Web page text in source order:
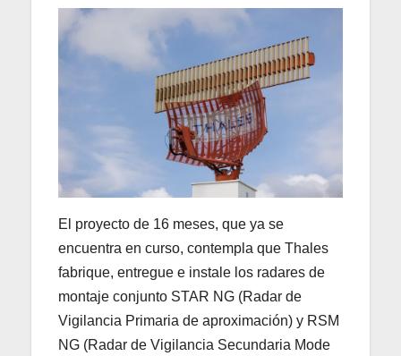
El proyecto de 16 meses, que ya se
encuentra en curso, contempla que Thales
fabrique, entregue e instale los radares de
montaje conjunto STAR NG (Radar de
Vigilancia Primaria de aproximación) y RSM
NG (Radar de Vigilancia Secundaria Mode